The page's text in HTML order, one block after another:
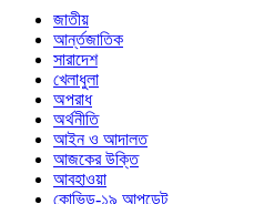
জাতীয়
আর্ন্তজাতিক
সারাদেশ
খেলাধুলা
অপরাধ
অর্থনীতি
আইন ও আদালত
আজকের উক্তি
আবহাওয়া
কোভিড-১৯ আপডেট